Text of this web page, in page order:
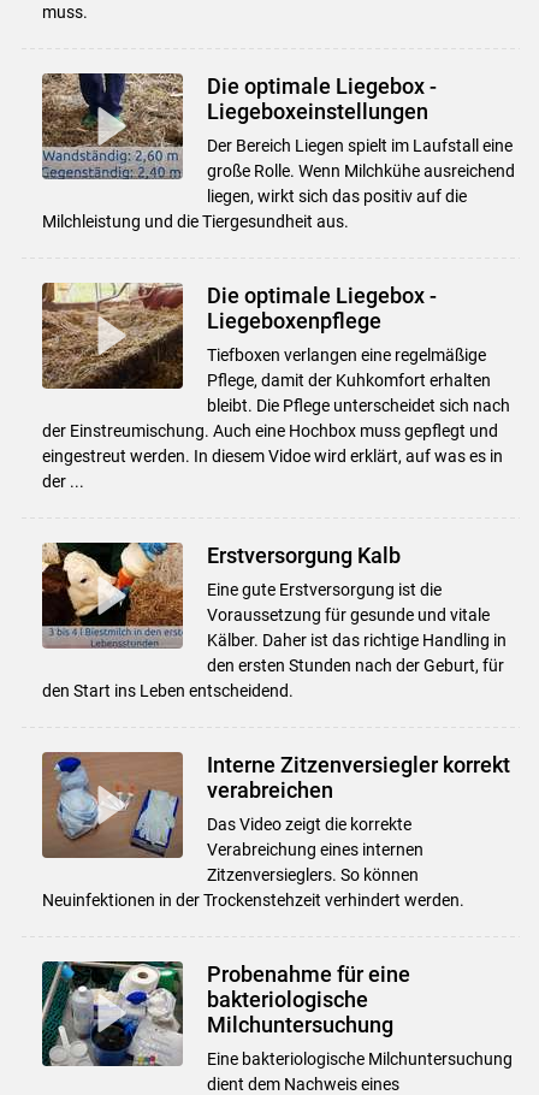
muss.
Die optimale Liegebox -
Liegeboxeinstellungen
Der Bereich Liegen spielt im Laufstall eine
große Rolle. Wenn Milchkühe ausreichend
liegen, wirkt sich das positiv auf die
Milchleistung und die Tiergesundheit aus.
Die optimale Liegebox -
Liegeboxenpflege
Tiefboxen verlangen eine regelmäßige
Pflege, damit der Kuhkomfort erhalten
bleibt. Die Pflege unterscheidet sich nach
der Einstreumischung. Auch eine Hochbox muss gepflegt und
eingestreut werden. In diesem Vidoe wird erklärt, auf was es in
der ...
Erstversorgung Kalb
Eine gute Erstversorgung ist die
Voraussetzung für gesunde und vitale
Kälber. Daher ist das richtige Handling in
den ersten Stunden nach der Geburt, für
den Start ins Leben entscheidend.
Interne Zitzenversiegler korrekt
verabreichen
Das Video zeigt die korrekte
Verabreichung eines internen
Zitzenversieglers. So können
Neuinfektionen in der Trockenstehzeit verhindert werden.
Probenahme für eine
bakteriologische
Milchuntersuchung
Eine bakteriologische Milchuntersuchung
dient dem Nachweis eines